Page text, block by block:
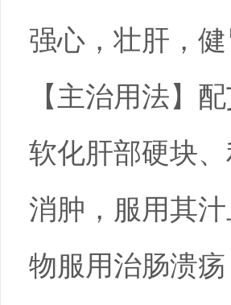
强心，壮肝，健
【主治用法】
软化肝部硬块
消肿，服用其
物服用治肠溃